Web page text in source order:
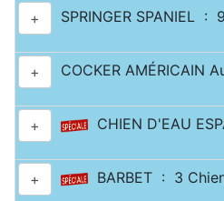
+ SPRINGER SPANIEL :
+ COCKER AMÉRICAIN
+ CHIEN D'EAU
+ BARBET : 3